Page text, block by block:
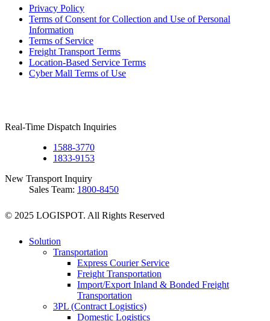
Privacy Policy
Terms of Consent for Collection and Use of Personal
Information
Terms of Service
Freight Transport Terms
Location-Based Service Terms
Cyber Mall Terms of Use
Real-Time Dispatch Inquiries
1588-3770
1833-9153
New Transport Inquiry
Sales Team: 1800-8450
© 2025 LOGISPOT. All Rights Reserved
Close
Solution
Transportation
Express Courier Service
Freight Transportation
Import/Export Inland & Bonded Freight
Transportation
3PL (Contract Logistics)
Domestic Logistics